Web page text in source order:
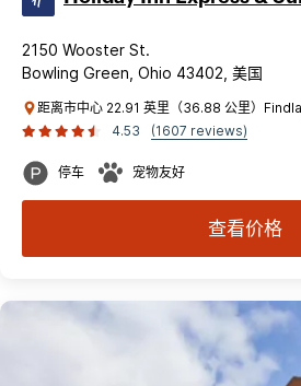
2150 Wooster St.
Bowling Green, Ohio 43402, 美国
距离市中心 22.91 英里（36.88 公里）
4.53
(1607 reviews)
停车 宠物友好
查看价格